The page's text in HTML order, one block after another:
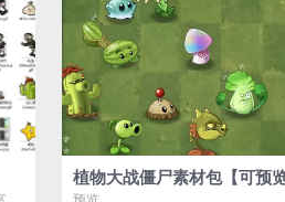
植物大战僵尸素材包【可预览